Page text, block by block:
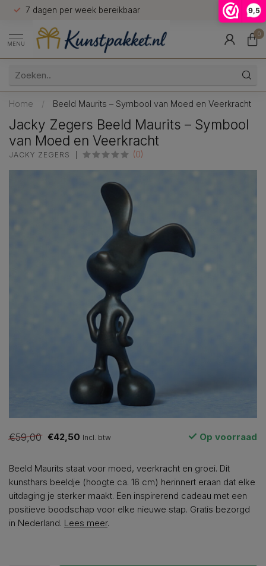
9,5
7 dagen per week bereikbaar 9.5
MENU
0
Home / Beeld Maurits – Symbool van Moed en Veerkracht
Jacky Zegers Beeld Maurits – Symbool
van Moed en Veerkracht
JACKY ZEGERS (0)
€59,00 €42,50 Incl. btw Op voorraad
Beeld Maurits staat voor moed, veerkracht en groei. Dit
kunsthars beeldje (hoogte ca. 16 cm) herinnert eraan dat elke
uitdaging je sterker maakt. Een inspirerend cadeau met een
positieve boodschap voor elke nieuwe stap. Gratis bezorgd
in Nederland. Lees meer.